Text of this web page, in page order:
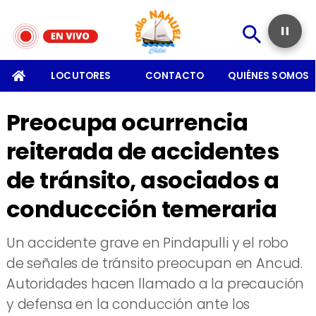
LOCUTORES CONTACTO QUIÉNES SOMOS
Preocupa ocurrencia
reiterada de accidentes
de tránsito, asociados a
conduccción temeraria
​Un accidente grave en Pindapulli y el robo
de señales de tránsito preocupan en Ancud.
Autoridades hacen llamado a la precaución
y defensa en la conducción ante los